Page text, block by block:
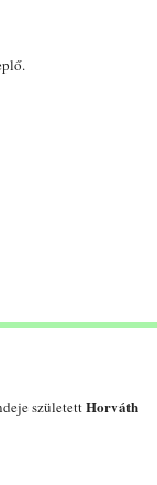
születettHorváth